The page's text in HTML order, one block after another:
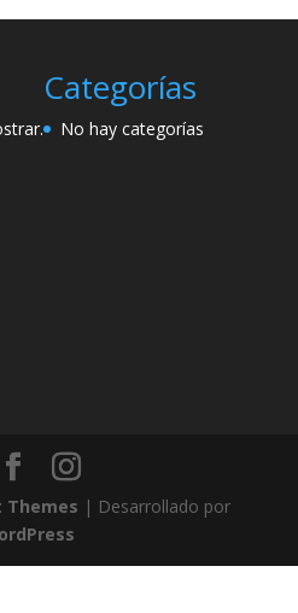
Categorías
No hay categorías
Themes | Desarrollado por